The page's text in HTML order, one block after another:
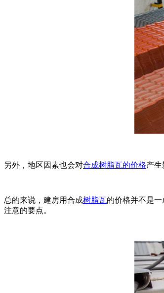
另外，地区因素也会对合成树脂瓦的价格产生
总的来说，建房用合成树脂瓦的价格并不是
注意的要点。